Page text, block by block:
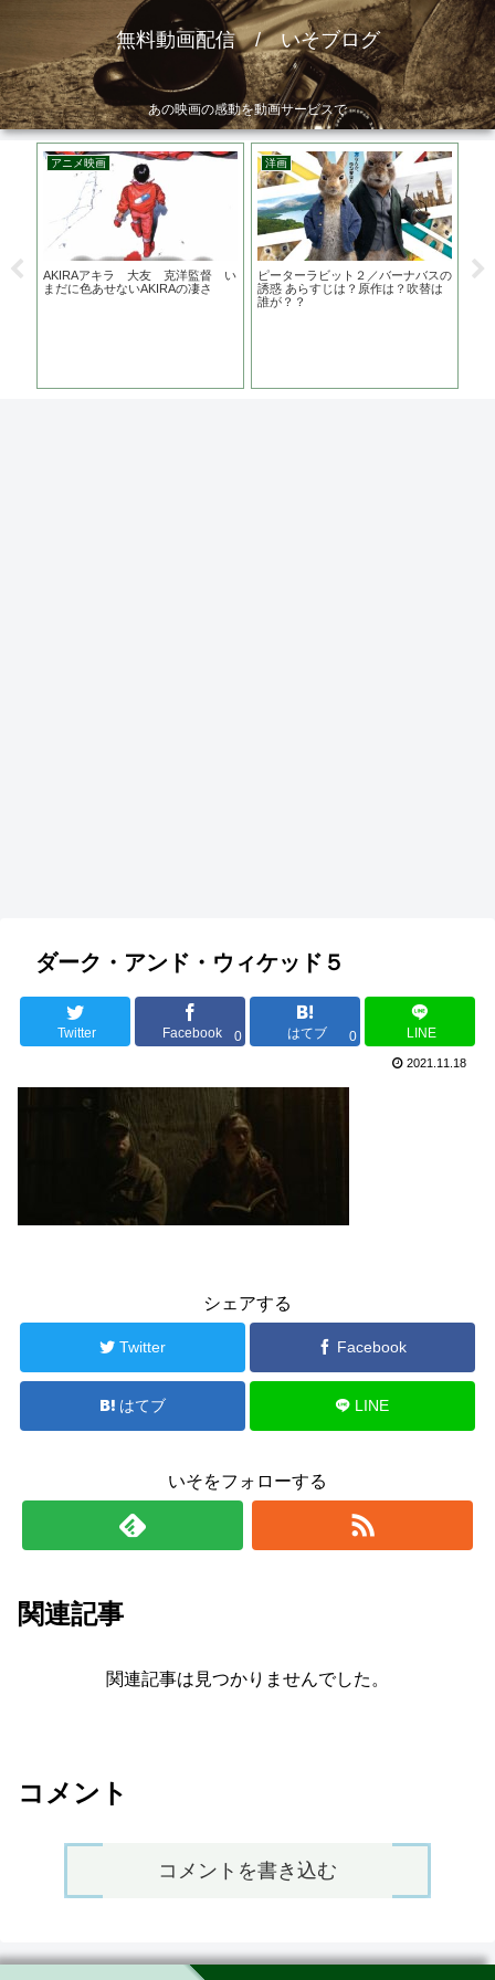
無料動画配信 / いそブログ
あの映画の感動を動画サービスで
アニメ映画
AKIRAアキラ 大友 克洋監督 い
まだに色あせないAKIRAの凄さ
洋画
ピーターラビット２／バーナバスの
誘惑 あらすじは？原作は？吹替は
誰が？？
夏
ダーク・アンド・ウィケッド５
Twitter Facebook 0 はてブ 0 LINE
2021.11.18
シェアする
Twitter Facebook
はてブ LINE
いそをフォローする
関連記事
関連記事は見つかりませんでした。
コメント
コメントを書き込む